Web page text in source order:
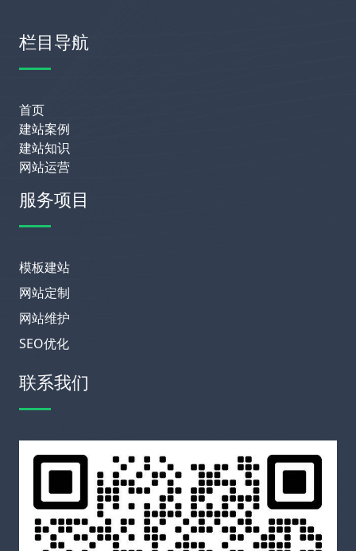
栏目导航
首页
建站案例
建站知识
网站运营
服务项目
模板建站
网站定制
网站维护
SEO优化
联系我们